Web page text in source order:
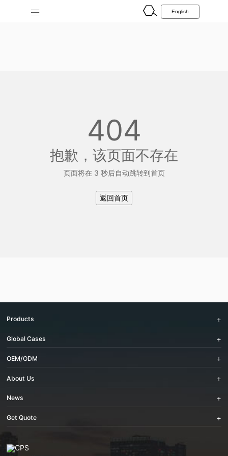
404
抱歉，该页面不存在
页面将在 3 秒后自动跳转到首页
返回首页
Products
Global Cases
OEM/ODM
About Us
News
Get Quote